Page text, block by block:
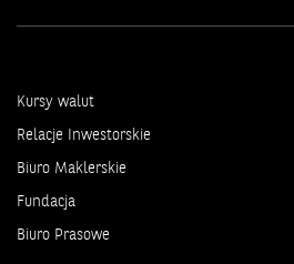
Kursy walut
Relacje Inwestorskie
Biuro Maklerskie
Fundacja
Biuro Prasowe